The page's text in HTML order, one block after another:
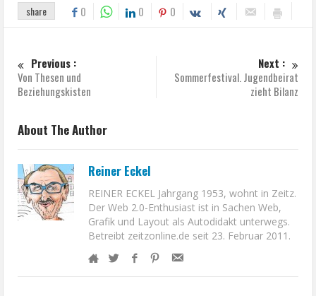
share 0 0 0
Previous :
Von Thesen und
Beziehungskisten
Next :
Sommerfestival. Jugendbeirat
zieht Bilanz
About The Author
Reiner Eckel
REINER ECKEL Jahrgang 1953, wohnt in Zeitz.
Der Web 2.0-Enthusiast ist in Sachen Web,
Grafik und Layout als Autodidakt unterwegs.
Betreibt zeitzonline.de seit 23. Februar 2011.